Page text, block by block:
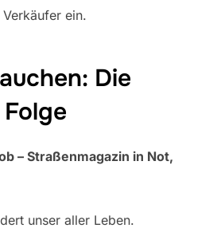
ein.
Die
– Straßenmagazin in Not,
unser aller Leben.